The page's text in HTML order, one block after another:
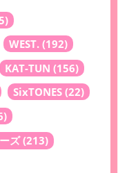
WEST. (192)
KAT-TUN (156)
SixTONES (22)
ズ(213)